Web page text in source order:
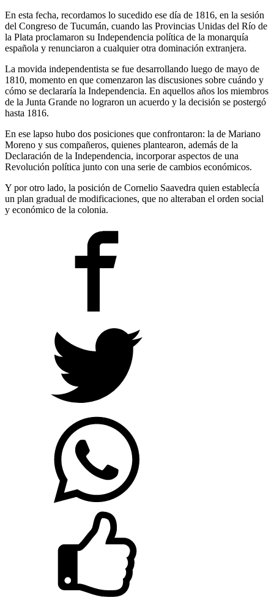
En esta fecha, recordamos lo sucedido ese día de 1816, en la sesión
del Congreso de Tucumán, cuando las Provincias Unidas del Río de
la Plata proclamaron su Independencia política de la monarquía
española y renunciaron a cualquier otra dominación extranjera.
La movida independentista se fue desarrollando luego de mayo de
1810, momento en que comenzaron las discusiones sobre cuándo y
cómo se declararía la Independencia. En aquellos años los miembros
de la Junta Grande no lograron un acuerdo y la decisión se postergó
hasta 1816.
En ese lapso hubo dos posiciones que confrontaron: la de Mariano
Moreno y sus compañeros, quienes plantearon, además de la
Declaración de la Independencia, incorporar aspectos de una
Revolución política junto con una serie de cambios económicos.
Y por otro lado, la posición de Cornelio Saavedra quien establecía
un plan gradual de modificaciones, que no alteraban el orden social
y económico de la colonia.